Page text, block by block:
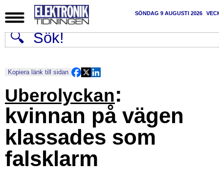
SÖNDAG 9 AUGUSTI 2026
Kopiera länk till sidan
Uberolyckan:
kvinnan på vägen
klassades som
falsklarm